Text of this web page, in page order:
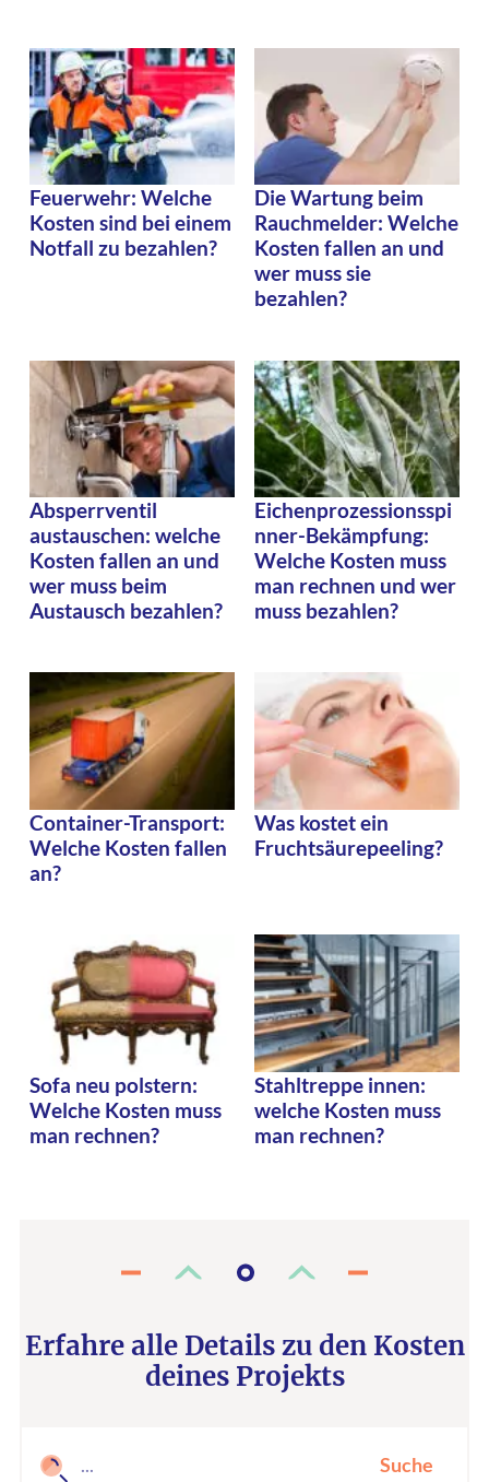
Feuerwehr: Welche
Kosten sind bei einem
Notfall zu bezahlen?
Die Wartung beim
Rauchmelder: Welche
Kosten fallen an und
wer muss sie
bezahlen?
Absperrventil
austauschen: welche
Kosten fallen an und
wer muss beim
Austausch bezahlen?
Eichenprozessionsspi
nner-Bekämpfung:
Welche Kosten muss
man rechnen und wer
muss bezahlen?
Container-Transport:
Welche Kosten fallen
an?
Was kostet ein
Fruchtsäurepeeling?
Sofa neu polstern:
Welche Kosten muss
man rechnen?
Stahltreppe innen:
welche Kosten muss
man rechnen?
Erfahre alle Details zu den Kosten
deines Projekts
Suche